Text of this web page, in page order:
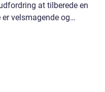
at tilberede en
velsmagende og